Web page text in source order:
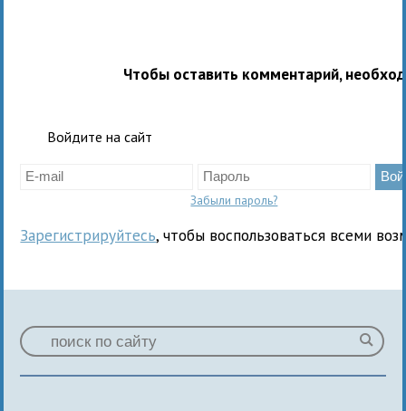
Чтобы оставить комментарий,
Войдите на сайт
Забыли пароль?
Зарегистрируйтесь, чтобы воспользоваться всеми